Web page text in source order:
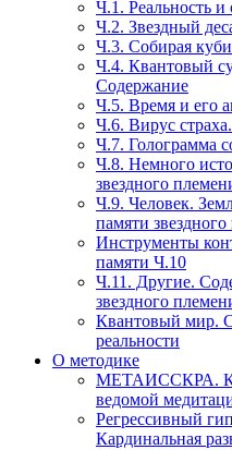
Ч.1. Реальность
Ч.2. Звездный
Ч.3. Собирая
Ч.4. Квантовый
Содержание
Ч.5. Время и его
Ч.6. Вирус
Ч.7. Голограмма
Ч.8. Немного
звездного
Ч.9. Человек.
памяти
Инструменты
памяти Ч.10
Ч.11. Другие.
звездного
Квантовый мир.
реальности
О методике
МЕТАИССКРА.
ведомой
Регрессивный
Кардинальная